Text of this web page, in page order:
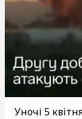
Уночі 5